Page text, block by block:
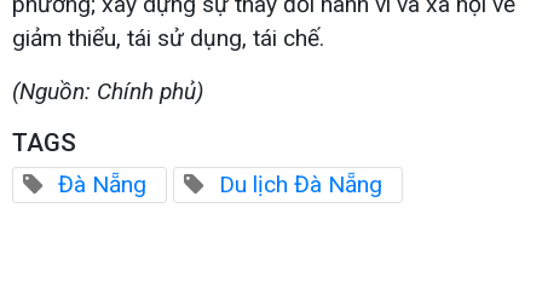
giảm thiểu, tái sử dụng, tái chế.
(Nguồn: Chính phủ)
TAGS
Đà Nẵng Du lịch Đà Nẵng